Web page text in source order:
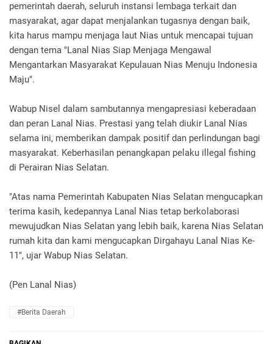
pemerintah daerah, seluruh instansi lembaga terkait dan
masyarakat, agar dapat menjalankan tugasnya dengan baik,
kita harus mampu menjaga laut Nias untuk mencapai tujuan
dengan tema "Lanal Nias Siap Menjaga Mengawal
Mengantarkan Masyarakat Kepulauan Nias Menuju Indonesia
Maju".
Wabup Nisel dalam sambutannya mengapresiasi keberadaan
dan peran Lanal Nias. Prestasi yang telah diukir Lanal Nias
selama ini, memberikan dampak positif dan perlindungan bagi
masyarakat. Keberhasilan penangkapan pelaku illegal fishing
di Perairan Nias Selatan.
"Atas nama Pemerintah Kabupaten Nias Selatan mengucapkan
terima kasih, kedepannya Lanal Nias tetap berkolaborasi
mewujudkan Nias Selatan yang lebih baik, karena Nias Selatan
rumah kita dan kami mengucapkan Dirgahayu Lanal Nias Ke-
11", ujar Wabup Nias Selatan.
(Pen Lanal Nias)
#Berita Daerah